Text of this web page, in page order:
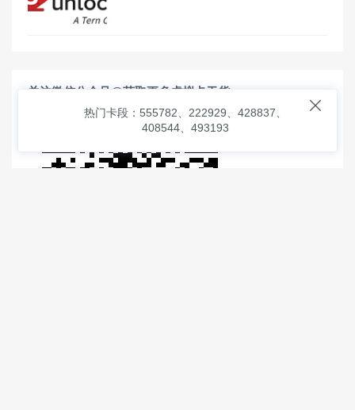
关注微信公众号@获取更多虚拟卡干货

热门卡段：555782、222929、428837、
408544、493193